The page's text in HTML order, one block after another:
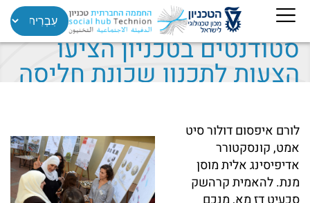
סטודנטים בטכניון הציעו
הצעות לתכנון שכונת חליסה
לורם איפסום דולור סיט
אמט, קונסקטורר
אדיפיסינג אלית מוסן
מנת. להאמית קרהשק